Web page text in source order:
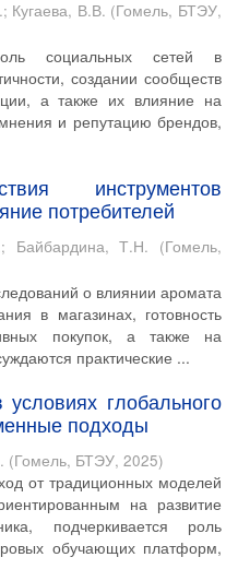
; Кугаева, В.В. (Гомель, БТЭУ,
социальных сетей в
создании сообществ
а также их влияние на
и репутацию брендов,
инструментов
потребителей
; Байбардина, Т.Н. (Гомель,
о влиянии аромата
в магазинах, готовность
покупок, а также на
практические ...
глобального
подходы
(Гомель, БТЭУ, 2025)
от традиционных моделей
на развитие
подчеркивается роль
обучающих платформ,